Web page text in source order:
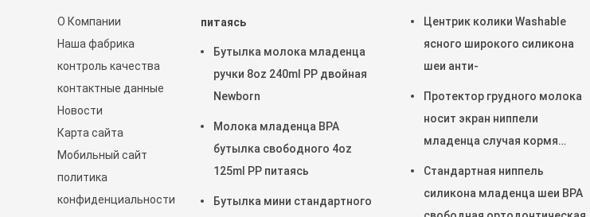
О Компании
Наша фабрика
контроль качества
контактные данные
Новости
Карта сайта
Мобильный сайт
политика
конфиденциальности
питаясь
Бутылка молока младенца
ручки 8oz 240ml PP двойная
Newborn
Молока младенца BPA
бутылка свободного 4oz
125ml PP питаясь
Бутылка мини стандартного
Центрик колики Washable
ясного широкого силикона
шеи анти-
Протектор грудного молока
носит экран ниппели
младенца случая кормя
грудью питаясь
Стандартная ниппель
силикона младенца шеи BPA